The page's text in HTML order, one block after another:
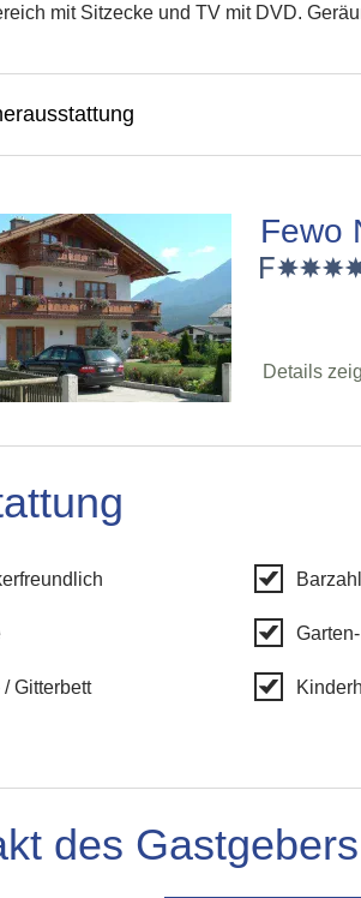
mit Sitzecke und TV mit DVD.
Fewo
Details
/ Gitterbett
des Gastgebers